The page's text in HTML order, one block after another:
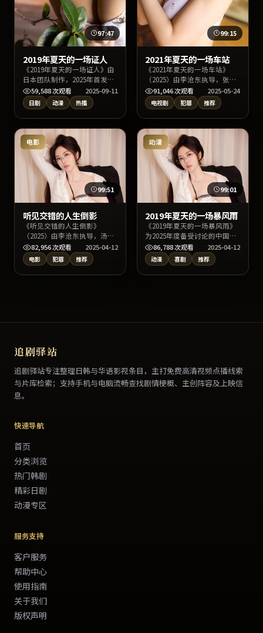
97:47
2019年夏天的一场证人
《2019年夏天的一场证人》由
日本团队制作，2025年首发，
李沧东任导演，绫濑遥、铃木
亮平、张译担纲核心角色。故
事围绕一场意外事件展开连锁
反应，画面构图讲究，亦适合
影视爱好者做拉片学习。
59,588次观看 2025-09-11
日剧 动漫 热播
99:15
2021年夏天的一场车站
《2021年夏天的一场车站》
（2025）由李沧东执导，张
译、梁朝伟、姚晨主演，类型
定位为中国大陆犯罪电视剧。
故事线索清晰、节奏利落，兼
具类型片娱乐性与审美表达，
推荐大屏幕或投影环境下观
看。
91,046次观看 2025-05-24
电视剧 犯罪 推荐
电影
99:51
听见交错的人生倒影
《听见交错的人生倒影》
（2025）由李沧东执导，汤
唯、沈恩敬、张子枫主演，类
型定位为泰国犯罪电影。故事
线索清晰、节奏利落，兼具类
型片娱乐性与审美表达，推荐
82,956次观看 2025-04-12
电影 犯罪 推荐
动漫
99:01
2019年夏天的一场暴风雨
《2019年夏天的一场暴风雨》
为2025年度备受讨论的中国香
港喜剧片，主演倪妮、裴斗
娜、苍井优与导演文牧野的合
作火花十足。影片在情节反转
与人物动机刻画上均有亮点，
86,788次观看 2025-04-12
动漫 喜剧 推荐
追剧驿站
追剧驿站专注整理日韩与华语影视条目，主打免费高清视频点播线索
与片库检索；支持手机与电脑流畅查找剧情梗概、主创阵容及上映信
息。
快速导航
首页
分类浏览
热门韩剧
精彩日剧
动漫专区
服务支持
客户服务
帮助中心
使用指南
关于我们
版权声明